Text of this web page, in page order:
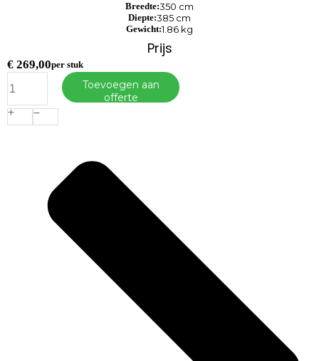
Breedte:350 cm
Diepte:385 cm
Gewicht:1.86 kg
Prijs
€ 269,00per stuk
Diamantzaag
D350/20,0mm
Titan
XXL
X=20
Toevoegen aan
offerte